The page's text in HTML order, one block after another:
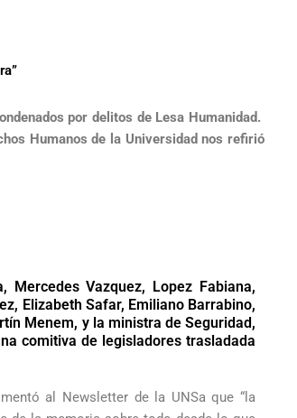
por delitos de Lesa Humanidad.
Humanos de la Universidad nos refirió
Mercedes Vazquez, Lopez Fabiana,
Elizabeth Safar, Emiliano Barrabino,
Menem, y la ministra de Seguridad,
comitiva de legisladores trasladada
al Newsletter de la UNSa que “la